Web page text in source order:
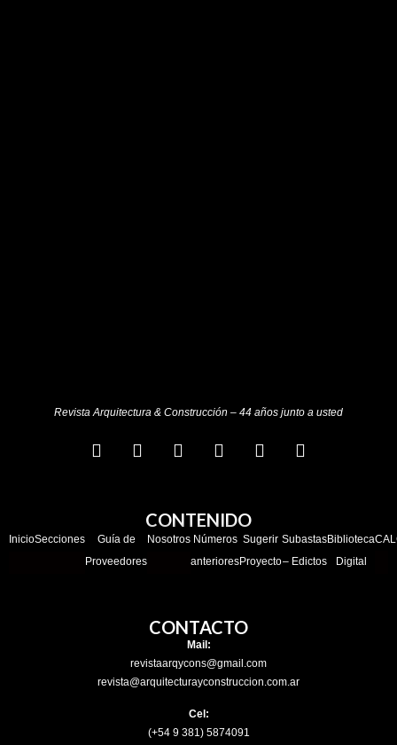
Revista Arquitectura & Construcción – 44 años junto a usted
CONTENIDO
InicioSecciones
Guía de
Proveedores
Nosotros Números
anteriores
Sugerir
Proyecto
Subastas
– Edictos
Biblioteca
Digital
CONTACTO
Mail:
revistaarqycons@gmail.com
revista@arquitecturayconstruccion.com.ar
Cel:
(+54 9 381) 5874091